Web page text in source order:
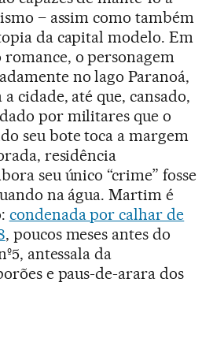
– assim como também
da capital modelo. Em
romance, o personagem
no lago Paranoá,
cidade, até que, cansado,
por militares que o
seu bote toca a margem
residência
seu único “crime” fosse
na água. Martim é
condenada por calhar de
, poucos meses antes do
antessala da
e paus-de-arara dos